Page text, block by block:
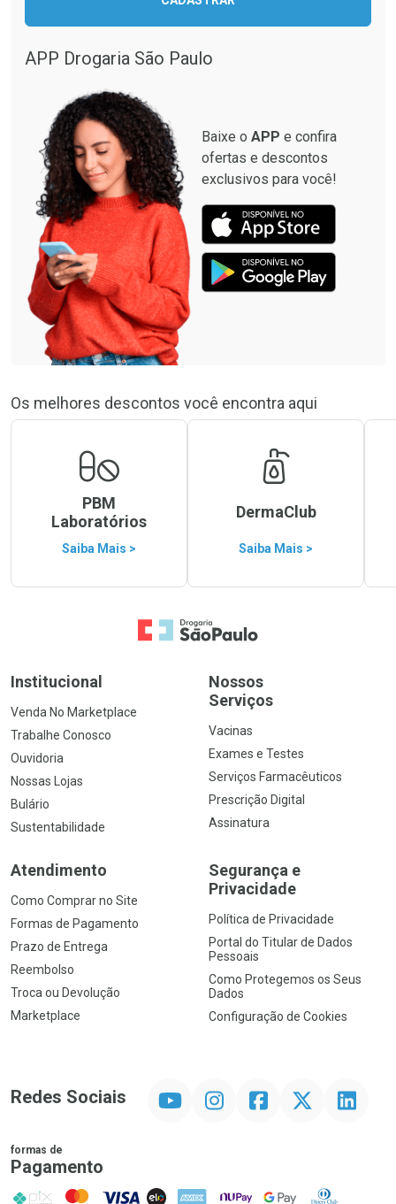
APP Drogaria São Paulo
Baixe o APP e confira
ofertas e descontos
exclusivos para você!
Os melhores descontos você encontra aqui
PBM
Laboratórios
Saiba Mais >
DermaClub
Saiba Mais >
Ir para a Home
Institucional
Venda No Marketplace
Trabalhe Conosco
Ouvidoria
Nossas Lojas
Bulário
Sustentabilidade
Nossos
Serviços
Vacinas
Exames e Testes
Serviços Farmacêuticos
Prescrição Digital
Assinatura
Atendimento
Como Comprar no Site
Formas de Pagamento
Prazo de Entrega
Reembolso
Troca ou Devolução
Marketplace
Segurança e
Privacidade
Política de Privacidade
Portal do Titular de Dados
Pessoais
Como Protegemos os Seus
Dados
Configuração de Cookies
Redes Sociais InstagramFacebookTwitter Linkedin
formas de
Pagamento
PIX MasterCard
VISA ELO AMEX NuPay Google PayDiners Club